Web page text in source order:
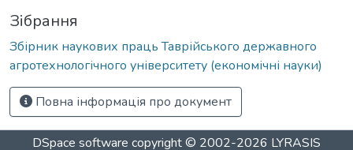
Зібрання
Збірник наукових праць Таврійського державного
агротехнологічного університету (економічні науки)
Повна інформація про документ
DSpace software copyright © 2002-2026 LYRASIS